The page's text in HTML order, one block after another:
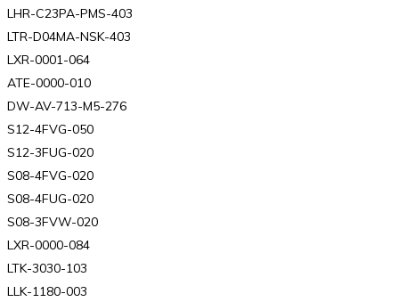
LHR-C23PA-PMS-403
LTR-D04MA-NSK-403
LXR-0001-064
ATE-0000-010
DW-AV-713-M5-276
S12-4FVG-050
S12-3FUG-020
S08-4FVG-020
S08-4FUG-020
S08-3FVW-020
LXR-0000-084
LTK-3030-103
LLK-1180-003